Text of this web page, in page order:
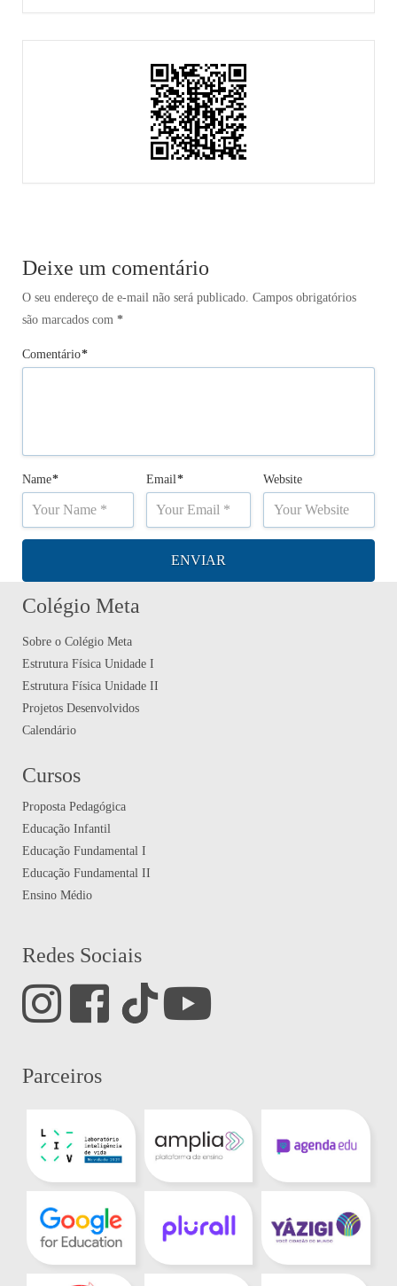
Deixe um comentário
O seu endereço de e-mail não será publicado. Campos obrigatórios
são marcados com *
Comentário*
Name* Email* Website
Colégio Meta
Sobre o Colégio Meta
Estrutura Física Unidade I
Estrutura Física Unidade II
Projetos Desenvolvidos
Calendário
Cursos
Proposta Pedagógica
Educação Infantil
Educação Fundamental I
Educação Fundamental II
Ensino Médio
Redes Sociais
Parceiros